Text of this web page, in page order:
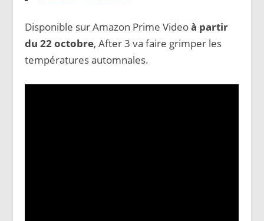
Disponible sur Amazon Prime Videoà partir
du 22 octobre, After 3 va faire grimper les
températures automnales.